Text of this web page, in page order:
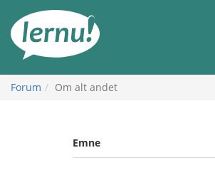
indholdet
Forum Om alt andet
Emne